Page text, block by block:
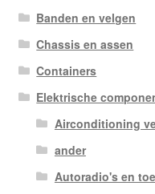
Banden en velgen
Chassis en assen
Containers
Elektrische
Airconditioning
ander
Autoradio's en